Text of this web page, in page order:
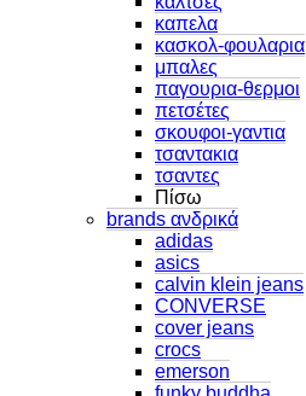
καπελα
κασκολ-φουλαρια
μπαλες
παγουρια-θερμοι
πετσέτες
σκουφοι-γαντια
τσαντακια
τσαντες
Πίσω
brands ανδρικά
adidas
asics
calvin klein jeans
CONVERSE
cover jeans
crocs
emerson